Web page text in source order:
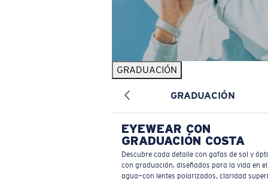
GRADUACIÓN
GRADUACIÓN
EYEWEAR CON
GRADUACIÓN COSTA
Descubre cada detalle con gafas de sol y
con graduación, diseñados para la vida en el
agua—con lentes polarizados, claridad